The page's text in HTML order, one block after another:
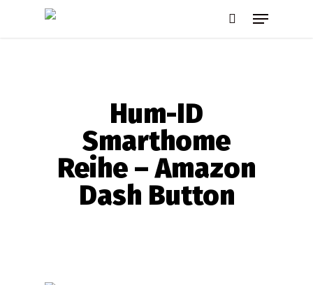
Menu
Hum-ID
Smarthome
Reihe – Amazon
Dash Button